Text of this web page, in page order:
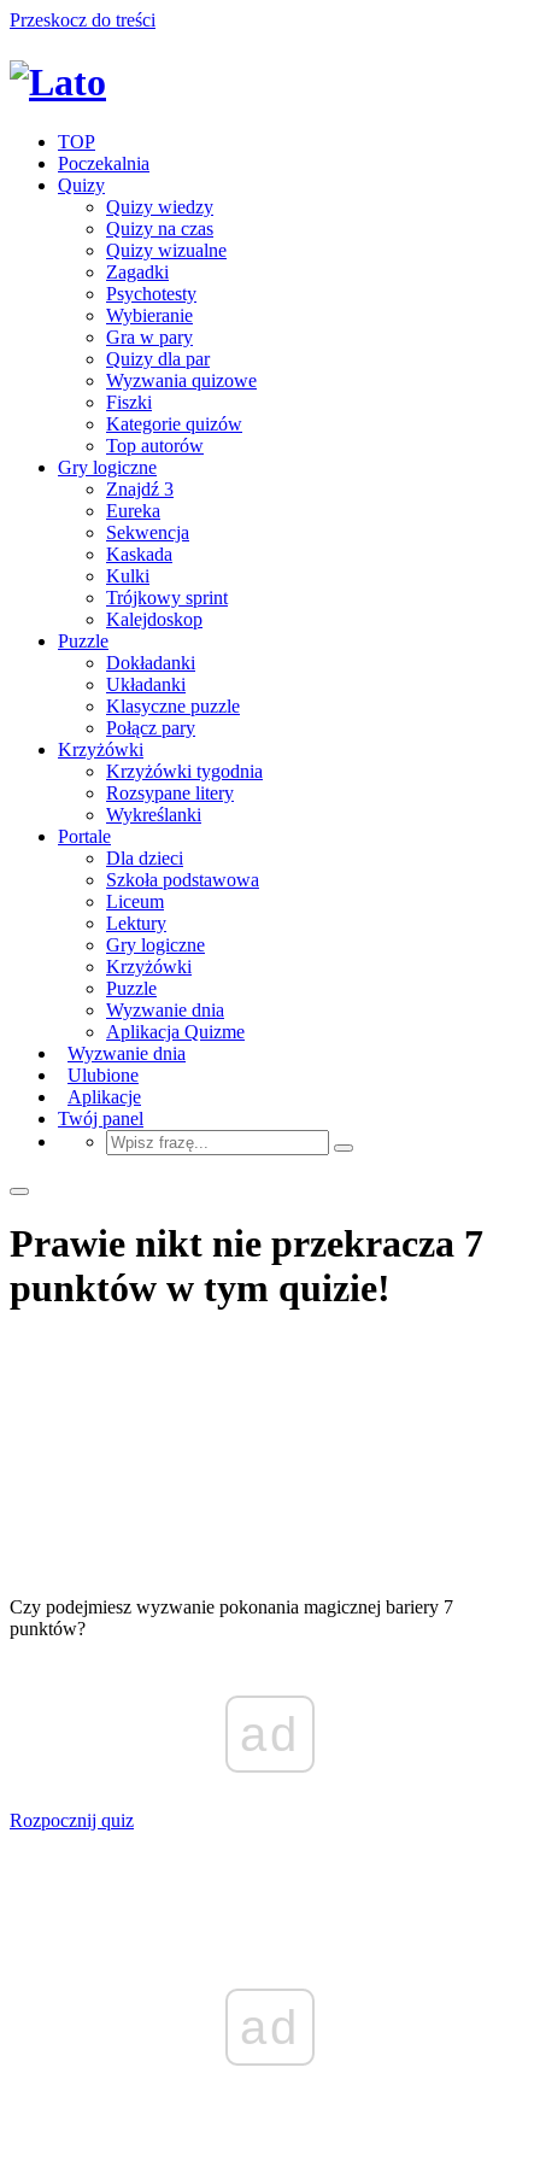
Przeskocz do treści
TOP
Poczekalnia
Quizy
Quizy wiedzy
Quizy na czas
Quizy wizualne
Zagadki
Psychotesty
Wybieranie
Gra w pary
Quizy dla par
Wyzwania quizowe
Fiszki
Kategorie quizów
Top autorów
Gry logiczne
Znajdź 3
Eureka
Sekwencja
Kaskada
Kulki
Trójkowy sprint
Kalejdoskop
Puzzle
Dokładanki
Układanki
Klasyczne puzzle
Połącz pary
Krzyżówki
Krzyżówki tygodnia
Rozsypane litery
Wykreślanki
Portale
Dla dzieci
Szkoła podstawowa
Liceum
Lektury
Gry logiczne
Krzyżówki
Puzzle
Wyzwanie dnia
Aplikacja Quizme
Wyzwanie dnia
Ulubione
Aplikacje
Twój panel
Prawie nikt nie przekracza 7
punktów w tym quizie!
Czy podejmiesz wyzwanie pokonania magicznej bariery 7
punktów?
ad
Rozpocznij quiz
ad